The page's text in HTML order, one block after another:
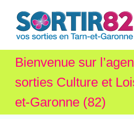
Bienvenue sur
sorties Culture et
et-Garonne (82)